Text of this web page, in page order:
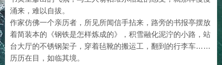
涌来，难以自拔。
作家仿佛一个亲历者，所见所闻信手拈来，路旁的书报亭摆放
着简装本的《钢铁是怎样炼成的》，积雪融化泥泞的小路，站
台大厅的不锈钢架子，穿着毡靴的搬运工，翻到的行李车……
历历在目，如临其境。